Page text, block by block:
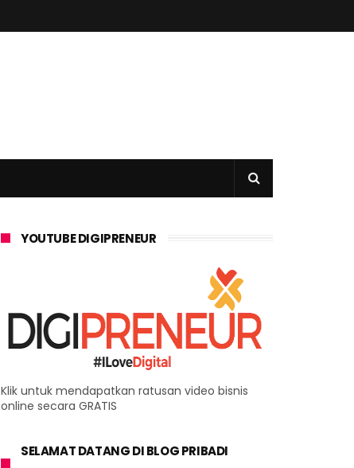
YOUTUBE DIGIPRENEUR
Klik untuk mendapatkan ratusan video bisnis
online secara GRATIS
SELAMAT DATANG DI BLOG PRIBADI